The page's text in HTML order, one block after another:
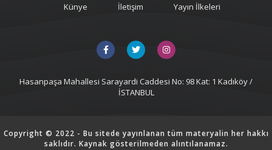
Künye İletişim Yayın İlkeleri
Hasanpaşa Mahallesi Sarayardi Caddesi No: 98 Kat: 1 Kadıköy /
İSTANBUL
Copyright © 2022 - Bu sitede yayınlanan tüm materyalin her hakkı
saklıdır. Kaynak gösterilmeden alıntılanamaz.